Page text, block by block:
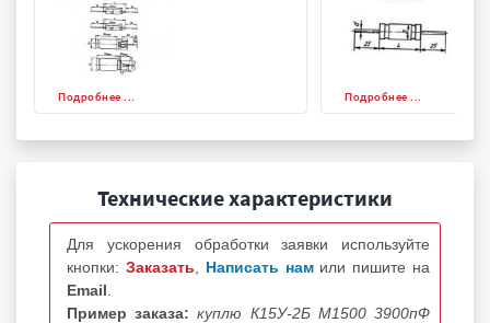
Подробнее ... Подробнее ...
Технические характеристики
Для ускорения обработки заявки используйте
кнопки: Заказать Написать нам или пишите на
Email
Пример заказа: куплю К15У-2Б М1500 3900пФ